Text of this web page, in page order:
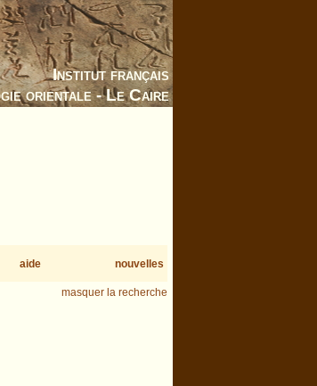
Institut français
orientale - Le Caire
aide nouvelles
masquer la recherche